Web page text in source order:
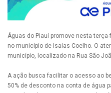
Águas do Piauí promove nesta
no município de Isaías Coelho. O
município, localizado na Rua São
A ação busca facilitar o acesso ao
50% de desconto na conta de água